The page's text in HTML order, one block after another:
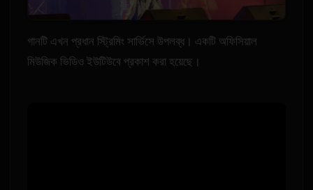
গানটি এখন প্রধান স্ট্রিমিং সার্ভিসে উপলব্ধ। একটি অফিসিয়াল
মিউজিক ভিডিও ইউটিউবে প্রকাশ করা হয়েছে।